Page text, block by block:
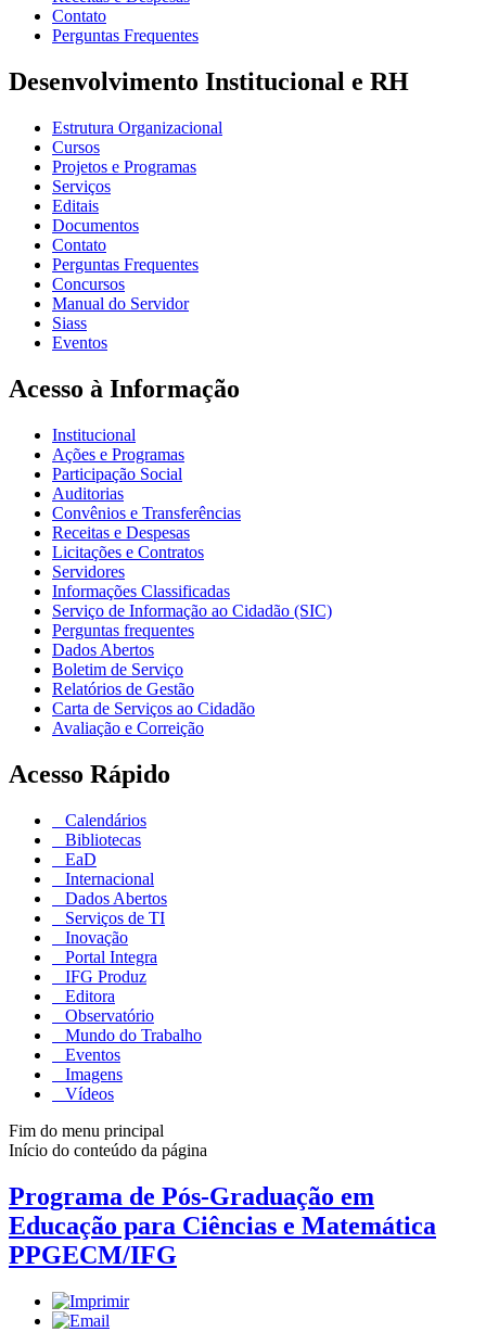
Contato
Perguntas Frequentes
Desenvolvimento Institucional e RH
Estrutura Organizacional
Cursos
Projetos e Programas
Serviços
Editais
Documentos
Contato
Perguntas Frequentes
Concursos
Manual do Servidor
Siass
Eventos
Acesso à Informação
Institucional
Ações e Programas
Participação Social
Auditorias
Convênios e Transferências
Receitas e Despesas
Licitações e Contratos
Servidores
Informações Classificadas
Serviço de Informação ao Cidadão (SIC)
Perguntas frequentes
Dados Abertos
Boletim de Serviço
Relatórios de Gestão
Carta de Serviços ao Cidadão
Avaliação e Correição
Acesso Rápido
Calendários
Bibliotecas
EaD
Internacional
Dados Abertos
Serviços de TI
Inovação
Portal Integra
IFG Produz
Editora
Observatório
Mundo do Trabalho
Eventos
Imagens
Vídeos
Fim do menu principal
Início do conteúdo da página
Programa de Pós-Graduação em
Educação para Ciências e Matemática
PPGECM/IFG